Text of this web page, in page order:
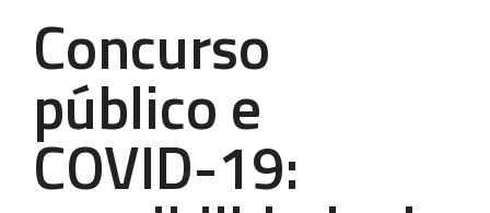
Concurso
público e
COVID-19: